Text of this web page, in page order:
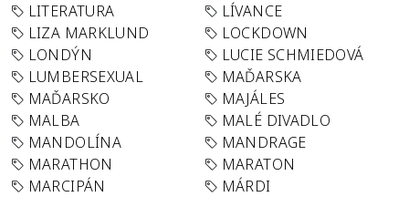
LITERATURA
LÍVANCE
LIZA MARKLUND
LOCKDOWN
LONDÝN
LUCIE SCHMIEDOVÁ
LUMBERSEXUAL
MAĎARSKA
MAĎARSKO
MAJÁLES
MALBA
MALÉ DIVADLO
MANDOLÍNA
MANDRAGE
MARATHON
MARATON
MARCIPÁN
MÁRDI